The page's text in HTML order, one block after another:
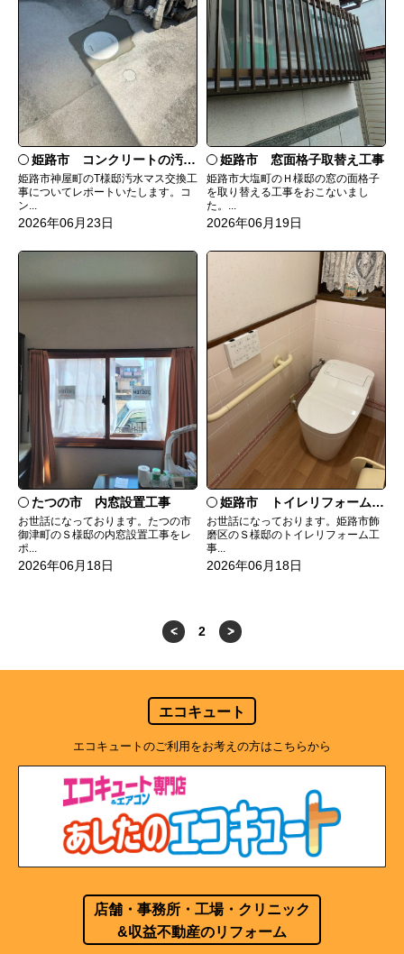
姫路市 コンクリートの汚水マスを塩ビに
姫路市神屋町のT様邸汚水マス交換工
事についてレポートいたします。コ
ン...
2026年06月23日
姫路市 窓面格子取替え工事
姫路市大塩町のＨ様邸の窓の面格子
を取り替える工事をおこないまし
た。...
2026年06月19日
たつの市 内窓設置工事
お世話になっております。たつの市
御津町のＳ様邸の内窓設置工事をレ
ポ...
2026年06月18日
姫路市 トイレリフォーム工事
お世話になっております。姫路市飾
磨区のＳ様邸のトイレリフォーム工
事...
2026年06月18日
< 2 >
エコキュート
エコキュートのご利用をお考えの方はこちらから
店舗・事務所・工場・クリニック
&収益不動産のリフォーム